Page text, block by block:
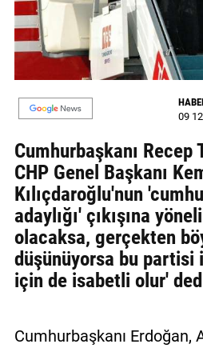
GALERİ
VİDEO
BİZE
ULAŞIN
Künye
İletişim
Gizlilik
Sözleşmesi
09
Cumhurbaşkanı Recep
CHP Genel Başkanı
Kılıçdaroğlu'nun
adaylığı' çıkışına
olacaksa, gerçekten
düşünüyorsa bu partisi
için de isabetli olur'
Cumhurbaşkanı Erdoğan,